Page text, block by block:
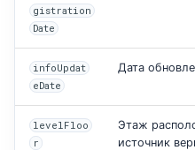
gistration
Date
infoUpdat
eDate
Дата
levelFloo
r
Этаж
источник